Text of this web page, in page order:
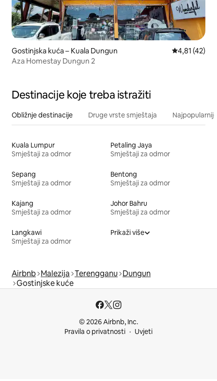
Gostinjska kuća – Kuala Dungun Prosječna
4,81 (42)
Aza Homestay Dungun 2
Destinacije koje treba istražiti
Obližnje destinacije Druge vrste smještaja
Kuala Lumpur
Smještaji za odmor
Petaling Jaya
Smještaji za odmor
Sepang
Smještaji za odmor
Bentong
Smještaji za odmor
Kajang
Smještaji za odmor
Johor Bahru
Smještaji za odmor
Langkawi
Smještaji za odmor
Prikaži više
Airbnb Malezija Terengganu Dungun
Gostinjske kuće
© 2026 Airbnb, Inc.
Pravila o privatnosti
Uvjeti